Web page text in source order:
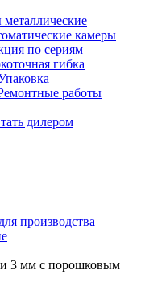
камеры
по сериям
гибка
работы
дилером
производства
3 мм с порошковым